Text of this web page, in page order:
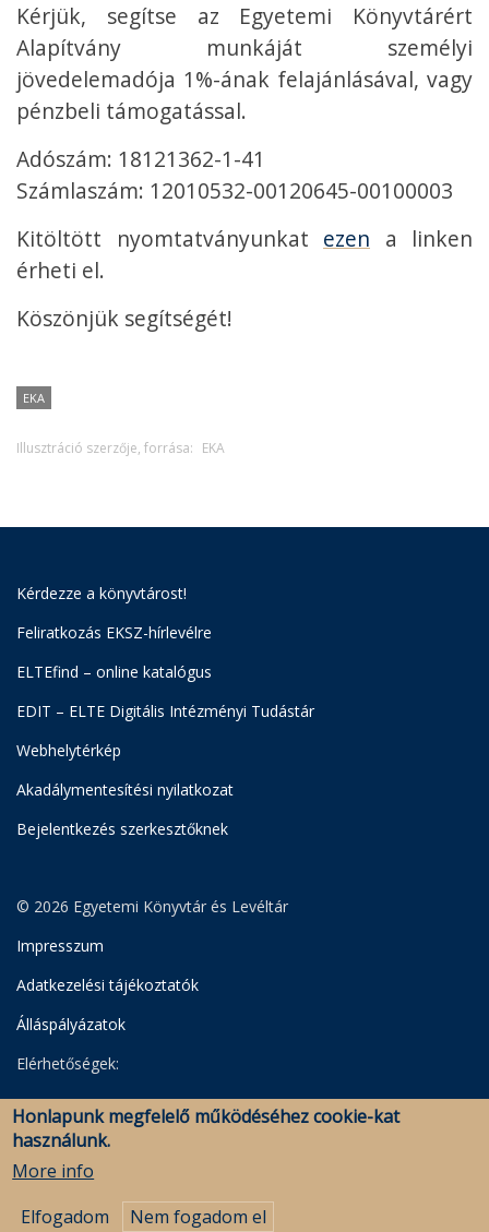
Kérjük, segítse az Egyetemi Könyvtárért
Alapítvány munkáját személyi
jövedelemadója 1%-ának felajánlásával, vagy
pénzbeli támogatással.
Adószám: 18121362-1-41
Számlaszám: 12010532-00120645-00100003
Kitöltött nyomtatványunkat ezen a linken
érheti el.
Köszönjük segítségét!
EKA
Illusztráció szerzője, forrása: EKA
Kérdezze a könyvtárost!
Feliratkozás EKSZ-hírlevélre
ELTEfind – online katalógus
EDIT – ELTE Digitális Intézményi Tudástár
Webhelytérkép
Akadálymentesítési nyilatkozat
Bejelentkezés szerkesztőknek
© 2026 Egyetemi Könyvtár és Levéltár
Impresszum
Adatkezelési tájékoztatók
Álláspályázatok
Elérhetőségek:
Egyetemi Könyvtár
Levéltár
Savaria Könyvtár és Levéltár (Szombathely)
Honlapunk megfelelő működéséhez cookie-kat
használunk.
More info
Elfogadom
Nem fogadom el